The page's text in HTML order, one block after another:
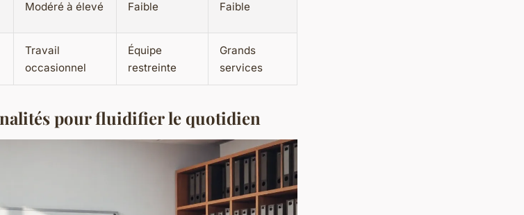
Modéré à élevé Faible Faible
Travail
occasionnel
Équipe
restreinte
Grands
services
pour fluidifier le quotidien